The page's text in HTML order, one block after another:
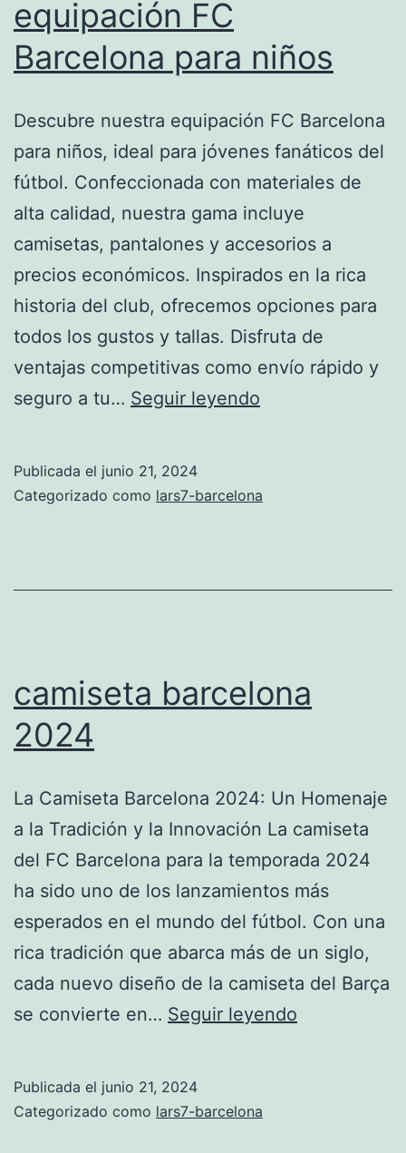
equipación FC
Barcelona para niños
Descubre nuestra equipación FC Barcelona
para niños, ideal para jóvenes fanáticos del
fútbol. Confeccionada con materiales de
alta calidad, nuestra gama incluye
camisetas, pantalones y accesorios a
precios económicos. Inspirados en la rica
historia del club, ofrecemos opciones para
todos los gustos y tallas. Disfruta de
ventajas competitivas como envío rápido y
seguro a tu… Seguir leyendo
para
Publicada el junio 21, 2024
Categorizado como lars7-barcelona
camiseta barcelona
2024
La Camiseta Barcelona 2024: Un Homenaje
a la Tradición y la Innovación La camiseta
del FC Barcelona para la temporada 2024
ha sido uno de los lanzamientos más
esperados en el mundo del fútbol. Con una
rica tradición que abarca más de un siglo,
cada nuevo diseño de la camiseta del Barça
se convierte en… Seguir leyendo
Publicada el junio 21, 2024
Categorizado como lars7-barcelona